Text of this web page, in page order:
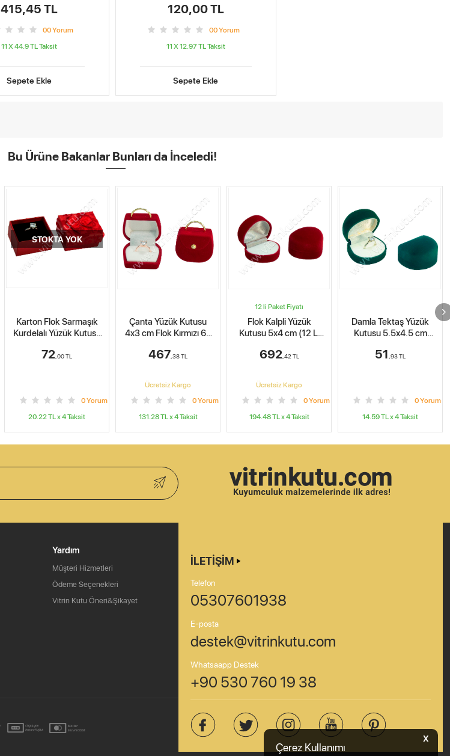
X
Çerez Kullanımı
415,45 TL
00Yorum
11 X 44.9 TLTaksit
Sepete Ekle
120,00 TL
00Yorum
11 X 12.97 TLTaksit
Sepete Ekle
Bu Ürüne Bakanlar Bunları da İnceledi!
Çanta Yüzük Kutusu
4x3 cm Flok Kırmızı 6 lı
467,38TL
0Yorum
131.28TL x4Taksit
Flok Kalpli Yüzük
Kutusu 5x4 cm (12 Li
692,42TL
Ücretsiz Kargo
0Yorum
194.48TL x4Taksit
Damla Tektaş Yüzük
Kutusu 5.5x4.5 cm
51,93TL
0Yorum
14.59TL x4Taksit
STOKTA YOK
Noel Baba Yüzük
Kutusu 4x4 cm Flok
100,98TL
0Yorum
28.36TL x4Taksit
Yardım
Müşteri Hizmetleri
Ödeme Seçenekleri
Vitrin Kutu Öneri&Şikayet
İLETIŞIM
Telefon
05307601938
E-posta
destek@vitrinkutu.com
Whatsaapp Destek
+90 530 760 19 38